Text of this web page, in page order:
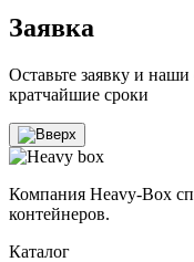
Заявка
Оставьте заявку и
кратчайшие сроки
Компания Heavy-Box
контейнеров.
Каталог